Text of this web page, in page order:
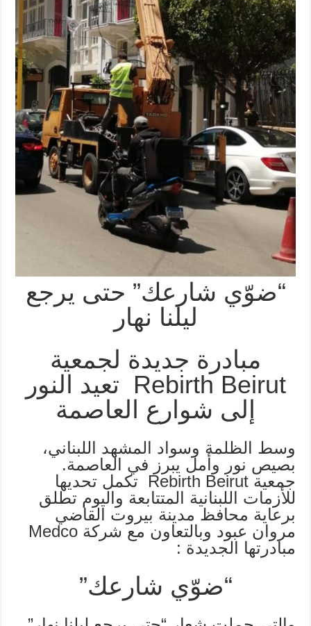
“ضوّي شارعك” حتى يرجع
ليلنا نهار
مبادرة جديدة لجمعية
Rebirth Beirut تعيد النور
إلى شوارع العاصمة
وسط الظلمة وسواد المشهد اللبناني،
بصيص نور وأمل يبرز في العاصمة.
جمعية Rebirth Beirut تكمل تحديها
للأزمات اللبنانية المتتابعة واليوم تطلق
برعاية محافظ مدينة بيروت القاضي
مروان عبود وبالتعاون مع شركة Medco
مبادرتها الجديدة :
“ضوّي شارعك”